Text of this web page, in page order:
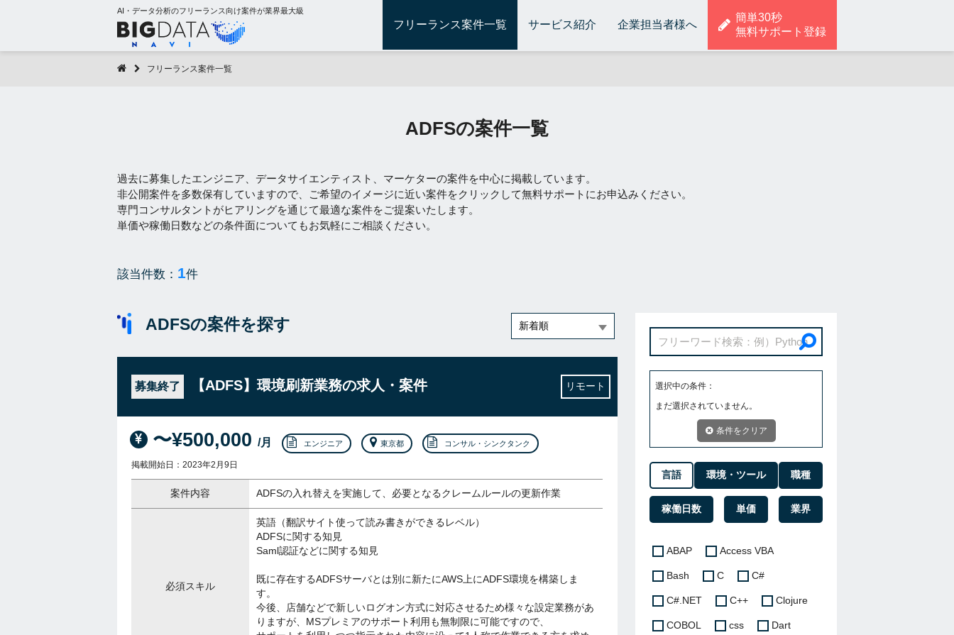
AI・データ分析のフリーランス向け案件が業界最大級
フリーランス案件一覧 サービス紹介 企業担当者様へ
簡単30秒
無料サポート登録
フリーランス案件一覧
ADFSの案件一覧
過去に募集したエンジニア、データサイエンティスト、マーケターの案件を中心に掲載しています。
非公開案件を多数保有していますので、ご希望のイメージに近い案件をクリックして無料サポートにお申込みください。
専門コンサルタントがヒアリングを通じて最適な案件をご提案いたします。
単価や稼働日数などの条件面についてもお気軽にご相談ください。
該当件数： 1件
選択中の条件：
まだ選択されていません。
条件をクリア
言語 環境・ツール 職種
稼働日数 単価 業界
ABAP Access VBA
Bash C C#
C#.NET C++ Clojure
COBOL css Dart
ADFSの案件を探す
募集終了 【ADFS】環境刷新業務の求人・案件 リモート
〜¥500,000 /月 エンジニア 東京都 コンサル・シンクタンク
掲載開始日：2023年2月9日
案件内容 ADFSの入れ替えを実施して、必要となるクレームルールの更新作業
必須スキル
英語（翻訳サイト使って読み書きができるレベル）
ADFSに関する知見
Saml認証などに関する知見
既に存在するADFSサーバとは別に新たにAWS上にADFS環境を構築しま
す。
今後、店舗などで新しいログオン方式に対応させるため様々な設定業務があ
りますが、MSプレミアのサポート利用も無制限に可能ですので、